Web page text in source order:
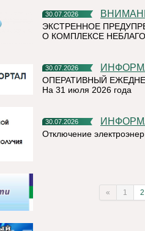
30.07.2026
ЭКСТРЕННОЕ
О КОМПЛЕКСЕ
30.07.2026
ОПЕРАТИВНЫЙ
На 31 июля 2026 года
30.07.2026
Отключение
« 1 2